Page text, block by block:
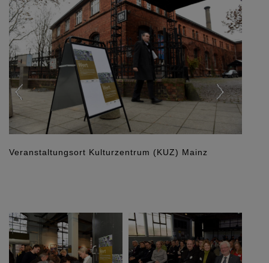
Veranstaltungsort Kulturzentrum (KUZ) Mainz